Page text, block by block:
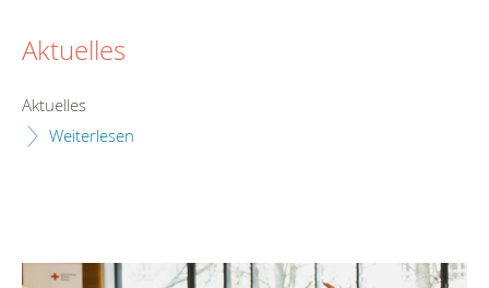
Aktuelles
Aktuelles
Weiterlesen